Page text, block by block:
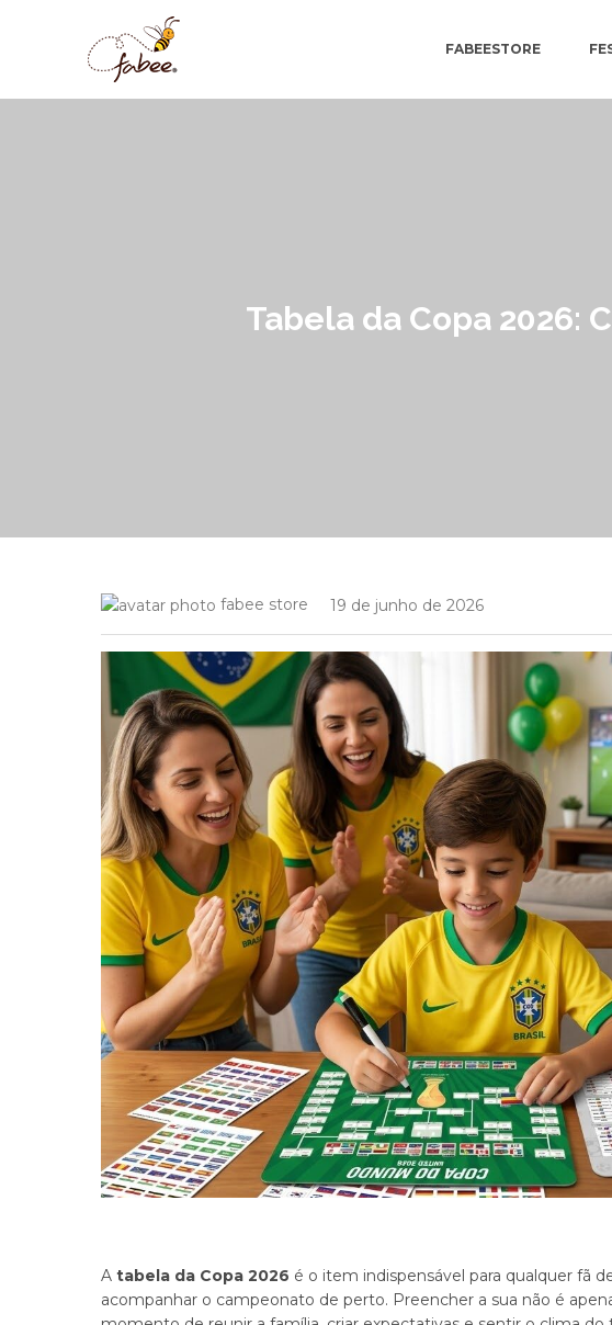
FABEESTORE
Tabela da Copa 2026:
fabee store 19 de junho de 2026
A tabela da Copa 2026 é o item indispensável para qualquer fã
acompanhar o campeonato de perto. Preencher a sua não é